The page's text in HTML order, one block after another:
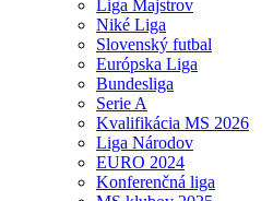
Liga Majstrov
Niké Liga
Slovenský futbal
Európska Liga
Bundesliga
Serie A
Kvalifikácia MS 2026
Liga Národov
EURO 2024
Konferenčná liga